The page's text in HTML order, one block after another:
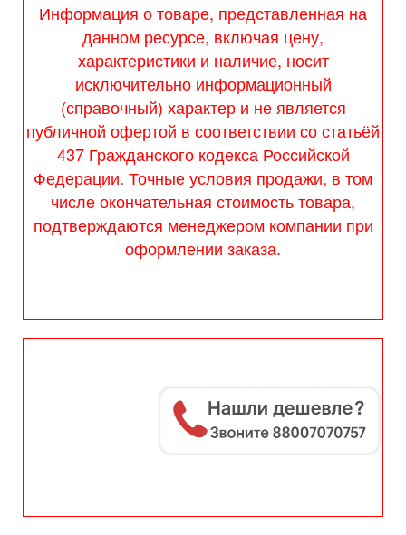
Информация о товаре, представленная на
данном ресурсе, включая цену,
характеристики и наличие, носит
исключительно информационный
(справочный) характер и не является
публичной офертой в соответствии со статьёй
437 Гражданского кодекса Российской
Федерации. Точные условия продажи, в том
числе окончательная стоимость товара,
подтверждаются менеджером компании при
оформлении заказа.